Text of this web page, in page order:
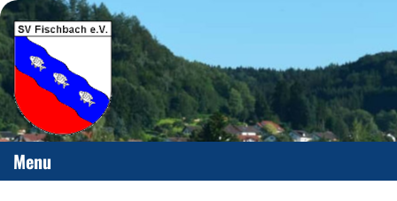
Menu